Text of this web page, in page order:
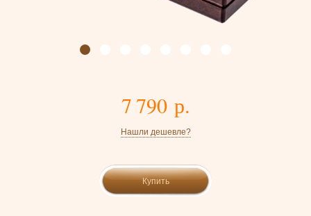
7 790 р.
Нашли дешевле?
Купить